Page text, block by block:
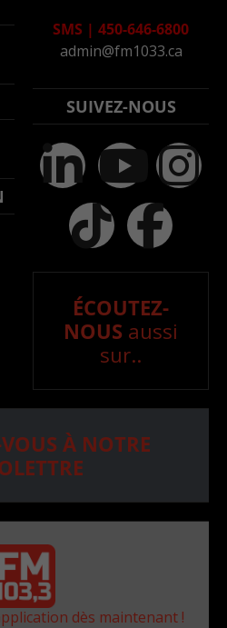
SMS | 450-646-6800
admin@fm1033.ca
SUIVEZ-NOUS
ÉCOUTEZ-
NOUS aussi
sur..
À NOTRE
dès maintenant !